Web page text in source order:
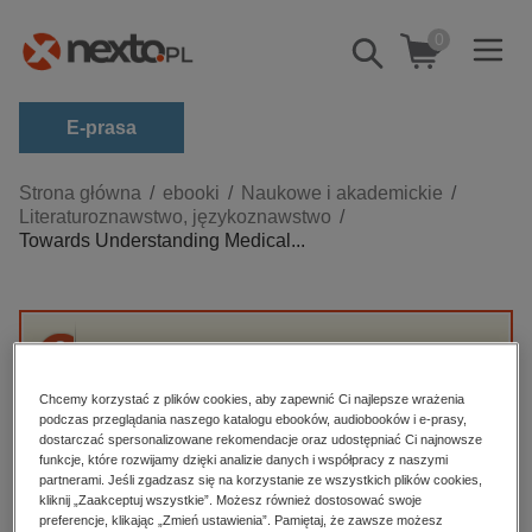
Pokaż/schowaj
wyszukiwarkę
0
E-prasa
Kategorie
Zobacz wszystkie E-prasa
biznesowe, branżowe, gospodarka
dzienniki
edukacja
hobby, sport, rozrywka
komputery, internet, technologie, informatyka
Strona główna ebooki
Naukowe i akademickie
Literaturoznawstwo, językoznawstwo
Towards Understanding Medical...
Understanding Medical Translation and
Interpreting” nie jest dostępny.
High-contrast mode
Chcemy korzystać z plików cookies, aby zapewnić Ci najlepsze wrażenia
podczas przeglądania naszego katalogu ebooków, audiobooków i e-prasy,
dostarczać spersonalizowane rekomendacje oraz udostępniać Ci najnowsze
funkcje, które rozwijamy dzięki analizie danych i współpracy z naszymi
partnerami. Jeśli zgadzasz się na korzystanie ze wszystkich plików cookies,
kliknij „Zaakceptuj wszystkie”. Możesz również dostosować swoje
preferencje, klikając „Zmień ustawienia”. Pamiętaj, że zawsze możesz